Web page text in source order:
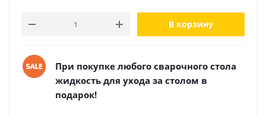
В корзину
При покупке любого сварочного стола
жидкость для ухода за столом в
подарок!